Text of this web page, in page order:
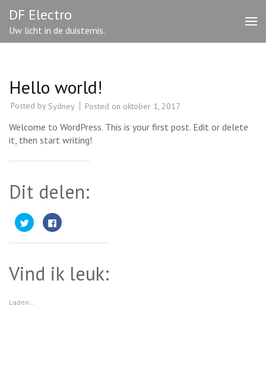
content
(Press
DF Electro
Uw licht in de duisternis.
Hello world!
Posted by Sydney Posted on oktober 1, 2017
Welcome to WordPress. This is your first post. Edit or delete
it, then start writing!
Dit delen:
Klik
om
delen
in
een
Klik
om
delen
in
een
Vind ik leuk:
Laden…